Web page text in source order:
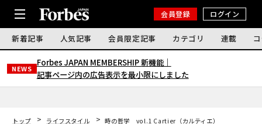
会員登録 ログイン
新着記事 人気記事 会員限定記事 カテゴリ 連載
NEWS
Forbes JAPAN MEMBERSHIP 新機能｜
記事ページ内の広告表示を最小限にしました
トップ ライフスタイル
時の哲学 vol.1 Cartier（カルティエ）